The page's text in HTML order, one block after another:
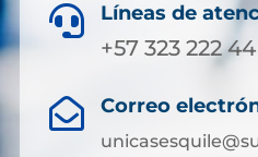
 Líneas de
+57 323 222
 Correo